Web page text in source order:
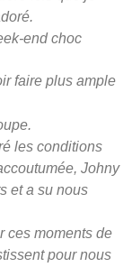
end choc
faire plus ample
les conditions
Johny
et a su nous
ces moments de
pour nous